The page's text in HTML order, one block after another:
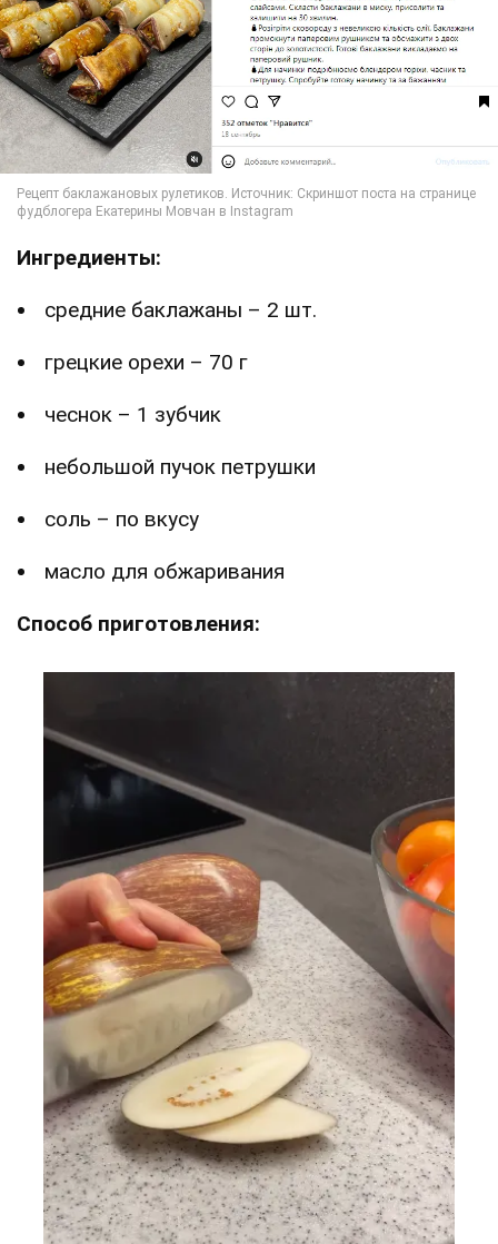
Ингредиенты:
средние баклажаны – 2 шт.
грецкие орехи – 70 г
чеснок – 1 зубчик
небольшой пучок петрушки
соль – по вкусу
масло для обжаривания
Способ приготовления: